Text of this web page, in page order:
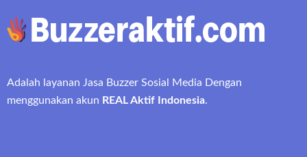
Adalah layanan Jasa Buzzer Sosial Media Dengan
menggunakan akun REAL Aktif Indonesia.